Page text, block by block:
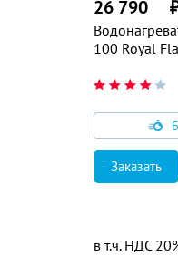
100 Royal
26 790
Заказать
в т.ч. НДС